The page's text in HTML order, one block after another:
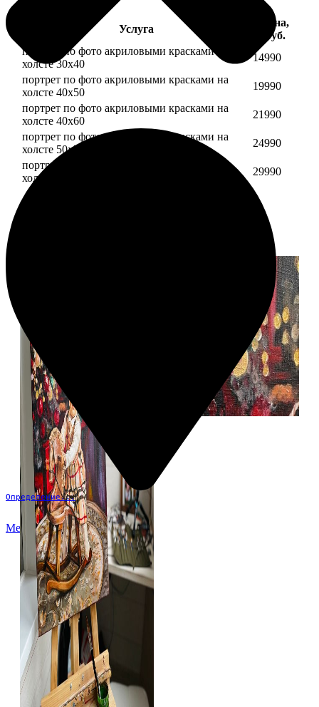
Определение...
Меню
Услуга
Цена,
руб.
портрет по фото акриловыми красками на
холсте 30х40
14990
портрет по фото акриловыми красками на
холсте 40х50
19990
портрет по фото акриловыми красками на
холсте 40х60
21990
портрет по фото акриловыми красками на
холсте 50х70
24990
портрет по фото акриловыми красками на
холсте 60х70
29990